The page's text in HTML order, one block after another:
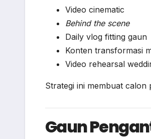
Video cinematic
Behind the scene
Daily vlog fitting gaun
Konten transformasi
Video rehearsal
Strategi ini membuat calon
Gaun